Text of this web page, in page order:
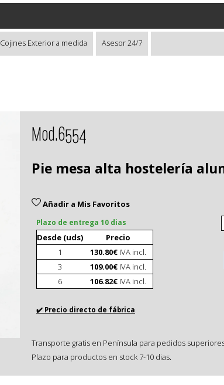
Cojines Exterior a medida Asesor 24/7
Mod.6554
Pie mesa alta hostelería
Añadir a Mis Favoritos
Plazo de entrega 10 dias
Desde (uds)
Precio
1
130.80€IVA incl.
3
109.00€IVA incl.
6
106.82€IVA incl.
✔️ Precio directo de fábrica
Transporte gratis en Península para pedidos
Plazo para productos en stock 7-10 dias.